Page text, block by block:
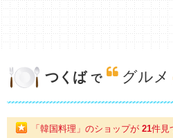
つくば で グルメ
「韓国料理」のショップが 21件見